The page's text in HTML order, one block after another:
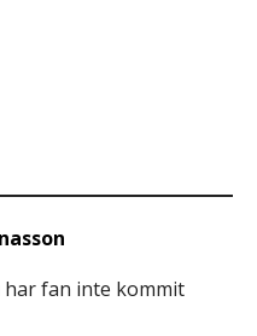
har fan inte kommit